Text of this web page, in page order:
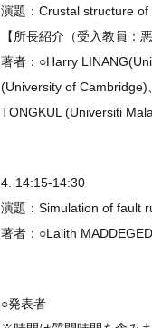
演題：Crustal structure
【所長紹介（受入教員：
著者：○Harry
(University of Cambridge)
TONGKUL (Universiti
4. 14:15-14:30
演題：Simulation of fault
著者：○Lalith
○発表者